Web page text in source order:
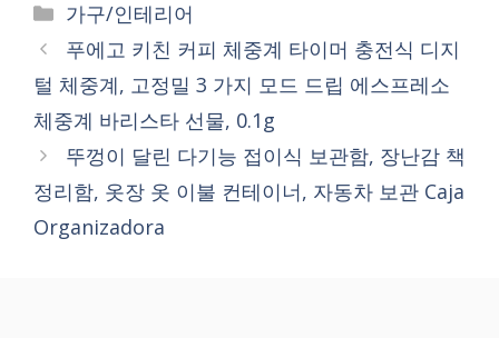
Categories
가구/인테리어
푸에고 키친 커피 체중계 타이머 충전식 디지
털 체중계, 고정밀 3 가지 모드 드립 에스프레소
체중계 바리스타 선물, 0.1g
뚜껑이 달린 다기능 접이식 보관함, 장난감 책
정리함, 옷장 옷 이불 컨테이너, 자동차 보관 Caja
Organizadora